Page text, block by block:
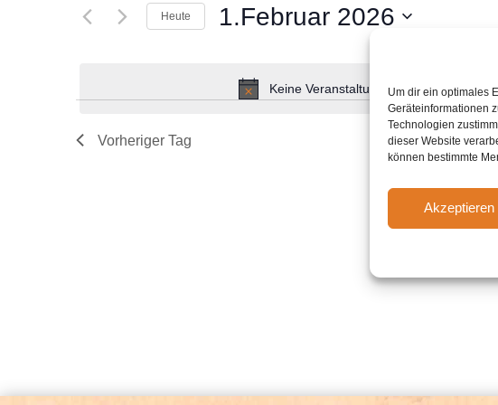
Um dir ein optimales
Geräteinformationen
Technologien
dieser Website
können bestimmte
Akzeptieren
Keine Veranstaltungen für 1.Februar
Navigation
Suche
Heute 1.Februar 2026
Vorheriger Tag